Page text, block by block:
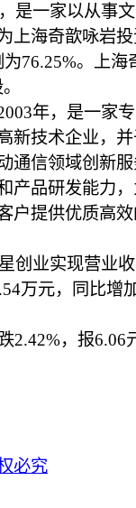
是一家以从事
上海奇歆咏岩
76.25%。上海
年，是一家
新技术企业，
通信领域创新
产品研发能力
户提供优质高
业实现营业收
万元，同比增
，报6.06
必究